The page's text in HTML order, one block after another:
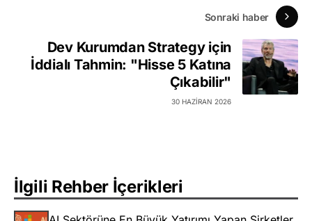
Sonraki haber
Dev Kurumdan Strategy için
İddialı Tahmin: "Hisse 5 Katına
Çıkabilir"
30 HAZIRAN 2026
İlgili Rehber İçerikleri